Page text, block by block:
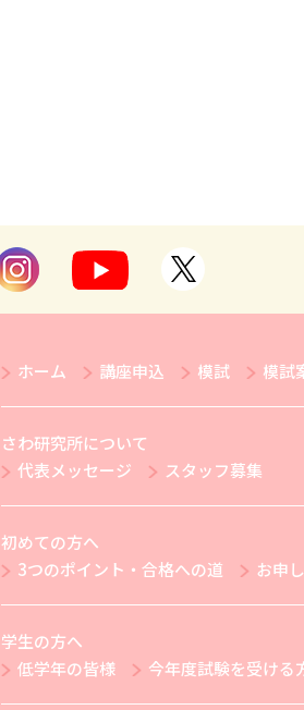
ホーム 講座申込 模試 模試
さわ研究所について
代表メッセージ
スタッフ募集
初めての方へ
3つのポイント・合格への道
お申
学生の方へ
低学年の皆様
今年度試験を受ける